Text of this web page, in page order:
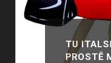
TU
PROSTĚ